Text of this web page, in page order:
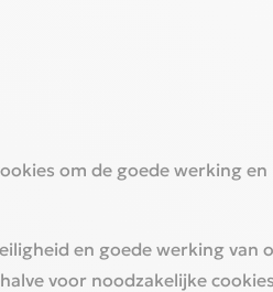
om de goede werking en
en goede werking van
voor noodzakelijke